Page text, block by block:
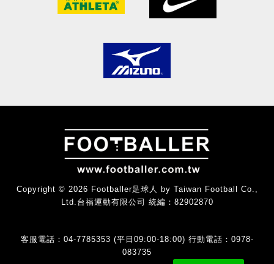
Copyright © 2026 Footballer足球人 by Taiwan Football Co.,
Ltd.台福運動有限公司 統編：82902870
客服電話：04-7785353 (平日09:00-18:00) 行動電話：0978-
083735